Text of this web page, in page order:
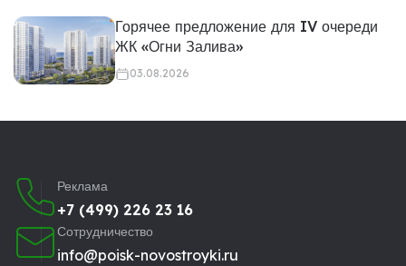
Горячее предложение для IV очереди
ЖК «Огни Залива»
03.08.2026
Реклама
+7 (499) 226 23 16
Сотрудничество
info@poisk-novostroyki.ru